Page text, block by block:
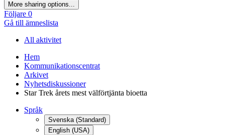
More sharing options...
Följare 0
Gå till ämneslista
All aktivitet
Hem
Kommunikationscentrat
Arkivet
Nyhetsdiskussioner
Star Trek årets mest välförtjänta bioetta
Språk
Svenska (Standard)
English (USA)